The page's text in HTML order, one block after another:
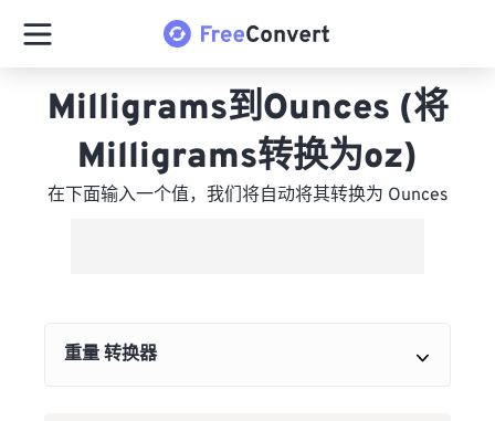
Milligrams到Ounces (将
Milligrams转换为oz)
在下面输入一个值，我们将自动将其转换为 Ounces